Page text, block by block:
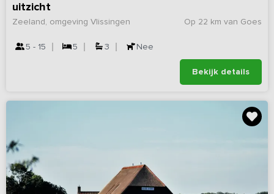
uitzicht
Op 22 km van Goes
Zeeland, omgeving Vlissingen
5 - 15 5 3 Nee
Bekijk details